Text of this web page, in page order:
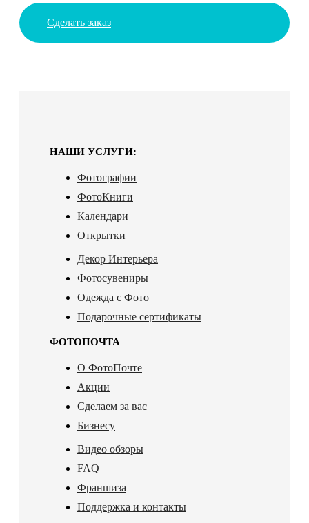
Сделать заказ
НАШИ УСЛУГИ:
Фотографии
ФотоКниги
Календари
Открытки
Декор Интерьера
Фотосувениры
Одежда с Фото
Подарочные сертификаты
ФОТОПОЧТА
О ФотоПочте
Акции
Сделаем за вас
Бизнесу
Видео обзоры
FAQ
Франшиза
Поддержка и контакты